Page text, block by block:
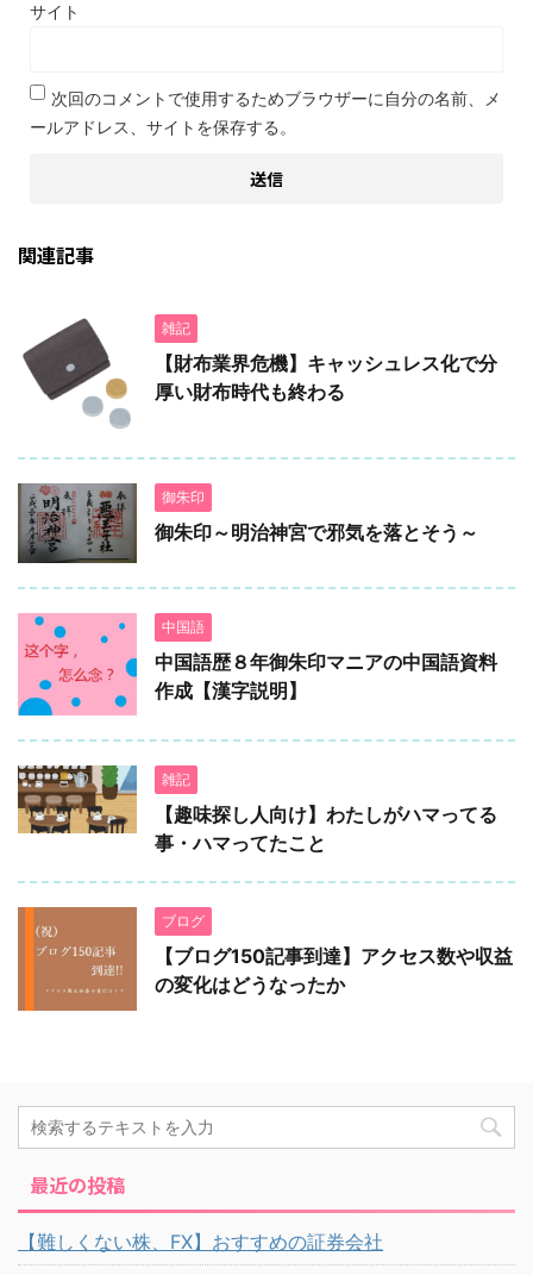
サイト
次回のコメントで使用するためブラウザーに自分の名前、メ
ールアドレス、サイトを保存する。
関連記事
雑記
【財布業界危機】キャッシュレス化で分
厚い財布時代も終わる
御朱印
御朱印～明治神宮で邪気を落とそう～
中国語
中国語歴８年御朱印マニアの中国語資料
作成【漢字説明】
雑記
【趣味探し人向け】わたしがハマってる
事・ハマってたこと
ブログ
【ブログ150記事到達】アクセス数や収益
の変化はどうなったか
最近の投稿
【難しくない株、FX】おすすめの証券会社